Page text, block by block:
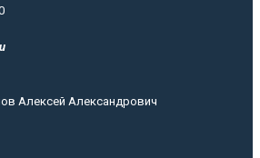
Алексей Александрович